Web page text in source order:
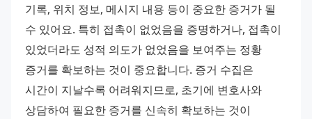
기록, 위치 정보, 메시지 내용 등이 중요한 증거가 될
수 있어요. 특히 접촉이 없었음을 증명하거나, 접촉이
있었더라도 성적 의도가 없었음을 보여주는 정황
증거를 확보하는 것이 중요합니다. 증거 수집은
시간이 지날수록 어려워지므로, 초기에 변호사와
상담하여 필요한 증거를 신속히 확보하는 것이